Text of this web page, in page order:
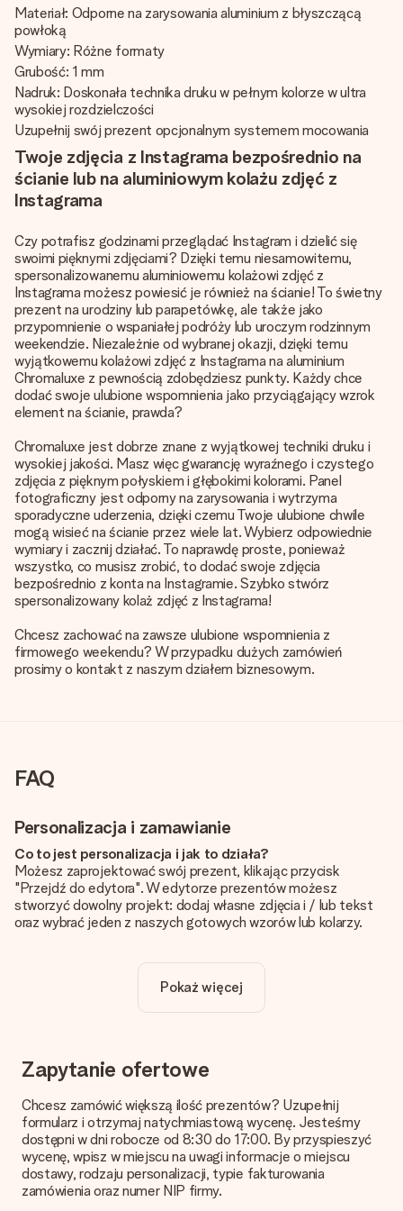
Materiał: Odporne na zarysowania aluminium z błyszczącą
powłoką
Wymiary: Różne formaty
Grubość: 1 mm
Nadruk: Doskonała technika druku w pełnym kolorze w ultra
wysokiej rozdzielczości
Uzupełnij swój prezent opcjonalnym systemem mocowania
Twoje zdjęcia z Instagrama bezpośrednio na
ścianie lub na aluminiowym kolażu zdjęć z
Instagrama
Czy potrafisz godzinami przeglądać Instagram i dzielić się
swoimi pięknymi zdjęciami? Dzięki temu niesamowitemu,
spersonalizowanemu aluminiowemu kolażowi zdjęć z
Instagrama możesz powiesić je również na ścianie! To świetny
prezent na urodziny lub parapetówkę, ale także jako
przypomnienie o wspaniałej podróży lub uroczym rodzinnym
weekendzie. Niezależnie od wybranej okazji, dzięki temu
wyjątkowemu kolażowi zdjęć z Instagrama na aluminium
Chromaluxe z pewnością zdobędziesz punkty. Każdy chce
dodać swoje ulubione wspomnienia jako przyciągający wzrok
element na ścianie, prawda?
Chromaluxe jest dobrze znane z wyjątkowej techniki druku i
wysokiej jakości. Masz więc gwarancję wyraźnego i czystego
zdjęcia z pięknym połyskiem i głębokimi kolorami. Panel
fotograficzny jest odporny na zarysowania i wytrzyma
sporadyczne uderzenia, dzięki czemu Twoje ulubione chwile
mogą wisieć na ścianie przez wiele lat. Wybierz odpowiednie
wymiary i zacznij działać. To naprawdę proste, ponieważ
wszystko, co musisz zrobić, to dodać swoje zdjęcia
bezpośrednio z konta na Instagramie. Szybko stwórz
spersonalizowany kolaż zdjęć z Instagrama!
Chcesz zachować na zawsze ulubione wspomnienia z
firmowego weekendu? W przypadku dużych zamówień
prosimy o kontakt z naszym działem biznesowym.
FAQ
Personalizacja i zamawianie
Co to jest personalizacja i jak to działa?
Możesz zaprojektować swój prezent, klikając przycisk
"Przejdź do edytora". W edytorze prezentów możesz
stworzyć dowolny projekt: dodaj własne zdjęcia i / lub tekst
oraz wybrać jeden z naszych gotowych wzorów lub kolarzy.
Cena podana na stronie internetowej obejmuje personalizację
Twojego prezentu - ilość zdjęć lub tekstów nie wpływa na
jakość?
Chcemy mieć pewność, że będziesz w pełni zadowolony ze
wysokiej jakości. Jeśli nie masz pewności co do jakości zdjęcia,
skontaktuj się z naszym działem obsługi klienta i dołącz
zdjęcie wraz z prezentem, który chcesz zamówić. Będą oni
mogli sprawdzić dla Ciebie jakość zdjęcia!
Format zdjęć?
Pokaż więcej
Zapytanie ofertowe
Chcesz zamówić większą ilość prezentów? Uzupełnij
formularz i otrzymaj natychmiastową wycenę. Jesteśmy
dostępni w dni robocze od 8:30 do 17:00. By przyspieszyć
wycenę, wpisz w miejscu na uwagi informacje o miejscu
dostawy, rodzaju personalizacji, typie fakturowania
zamówienia oraz numer NIP firmy.